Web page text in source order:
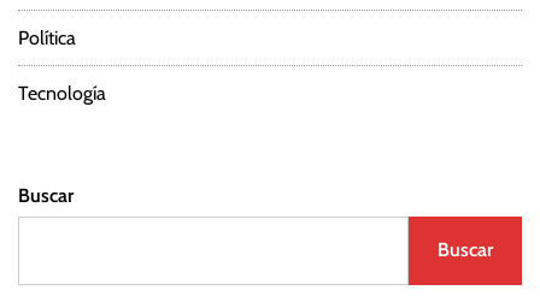
Política
Tecnología
Buscar
Buscar